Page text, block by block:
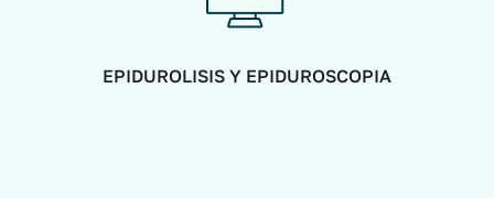
EPIDUROLISIS Y EPIDUROSCOPIA